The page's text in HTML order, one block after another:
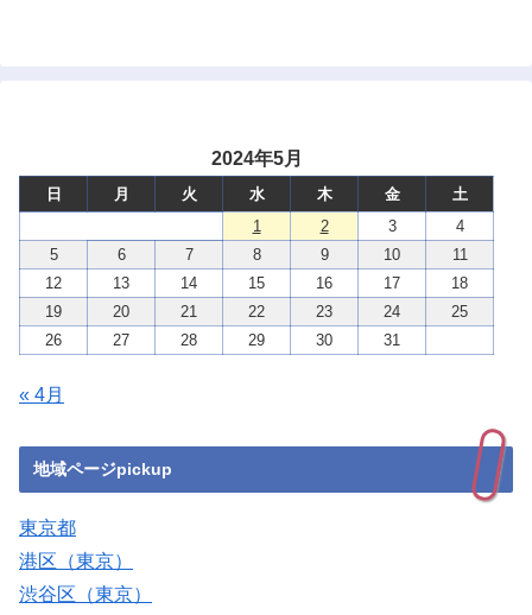
2024年5月
日 月 火 水 木 金
土
1
2 3
4
5
6 7 8 9 10
11
12
13 14 15 16 17
18
19
20 21 22 23 24
25
26
27 28 29 30 31
« 4月
地域ページpickup
東京都
港区（東京）
渋谷区（東京）